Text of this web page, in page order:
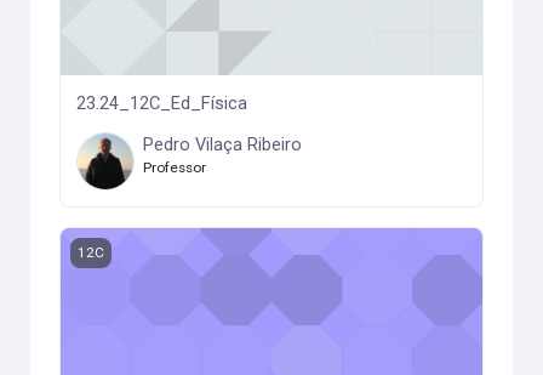
23.24_12C_Ed_Física
Pedro Vilaça Ribeiro
Professor
23.24_12C_DTAluno
12C